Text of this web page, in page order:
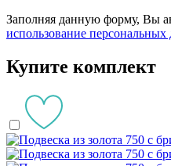
Заполняя данную форму, Вы
использование
Купите комплект